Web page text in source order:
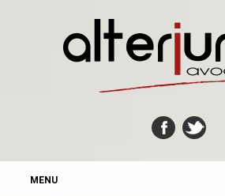
MAIN MENU
MENU